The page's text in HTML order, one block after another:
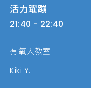
活力躍蹦
21:40 - 22:40
有氧大教室
Kiki Y.